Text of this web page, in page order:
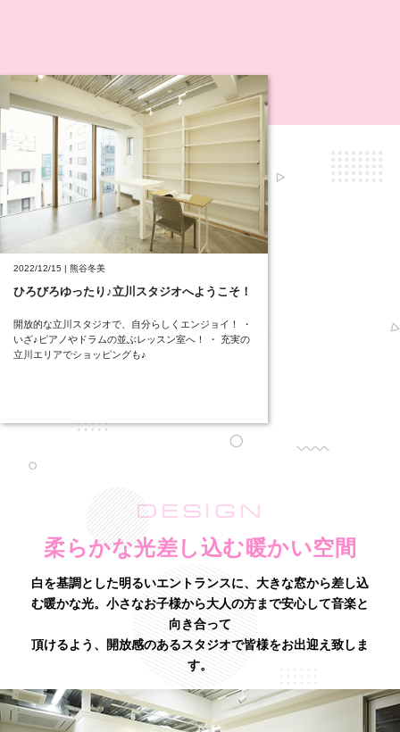
2022/12/15 | 熊谷冬美
ひろびろゆったり♪立川スタジオへようこそ！
開放的な立川スタジオで、自分らしくエンジョイ！ ・
いざ♪ピアノやドラムの並ぶレッスン室へ！ ・ 充実の
立川エリアでショッピングも♪
DESIGN
柔らかな光差し込む暖かい空間
白を基調とした明るいエントランスに、大きな窓から差し込
む暖かな光。 小さなお子様から大人の方まで安心して音楽と
向き合って
頂けるよう、開放感のあるスタジオで皆様をお出迎え致しま
す。